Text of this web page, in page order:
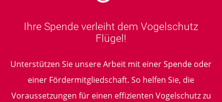
Ihre Spende verleiht dem Vogelschutz
Flügel!
Unterstützen Sie unsere Arbeit mit einer Spende oder
einer Fördermitgliedschaft. So helfen Sie, die
Voraussetzungen für einen effizienten Vogelschutz zu